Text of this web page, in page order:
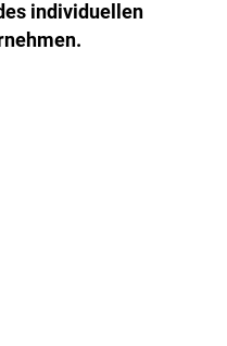
individuellen